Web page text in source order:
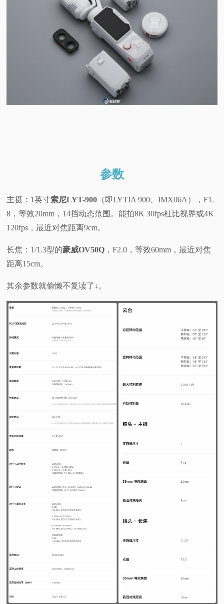
参数
主摄：1英寸索尼LYT-900 （即LYTIA 900、IMX06A），F1.
8，等效20mm，14挡动态范围。能拍8K 30fps杜比视界或4K
120fps，最近对焦距离9cm。
长焦：1/1.3型的豪威OV50Q ，F2.0，等效60mm，最近对焦
距离15cm。
其余参数就偷懒不复读了↓。